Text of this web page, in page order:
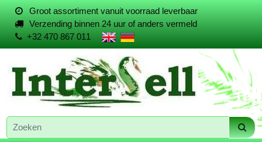
Groot assortiment vanuit voorraad leverbaar
Verzending binnen 24 uur of anders vermeld
+32 470 867 011